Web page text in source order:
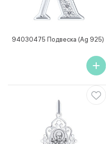
94030475 Подвеска (Ag 925)